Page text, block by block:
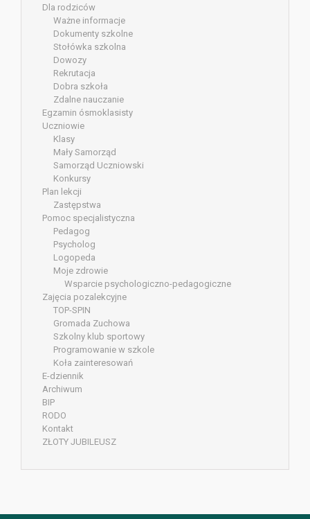
Dla rodziców
Ważne informacje
Dokumenty szkolne
Stołówka szkolna
Dowozy
Rekrutacja
Dobra szkoła
Zdalne nauczanie
Egzamin ósmoklasisty
Uczniowie
Klasy
Mały Samorząd
Samorząd Uczniowski
Konkursy
Plan lekcji
Zastępstwa
Pomoc specjalistyczna
Pedagog
Psycholog
Logopeda
Moje zdrowie
Wsparcie psychologiczno-pedagogiczne
Zajęcia pozalekcyjne
TOP-SPIN
Gromada Zuchowa
Szkolny klub sportowy
Programowanie w szkole
Koła zainteresowań
E-dziennik
Archiwum
BIP
RODO
Kontakt
ZŁOTY JUBILEUSZ